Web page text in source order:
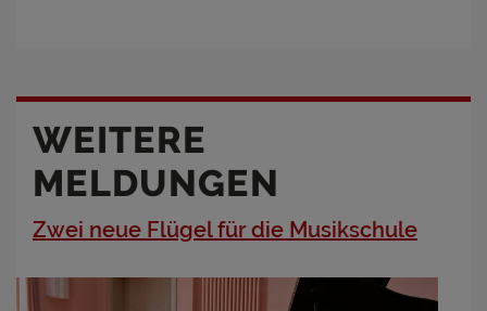
WEITERE
MELDUNGEN
Zwei neue Flügel für die Musikschule